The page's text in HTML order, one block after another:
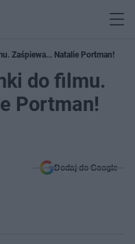
Zaśpiewa... Natalie Portman!
do filmu.
Portman!
Dodaj do Google